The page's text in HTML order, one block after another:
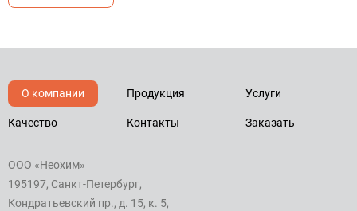
О компании Продукция Услуги
Качество Контакты Заказать
ООО «Неохим»
195197, Санкт-Петербург,
Кондратьевский пр., д. 15, к. 5,